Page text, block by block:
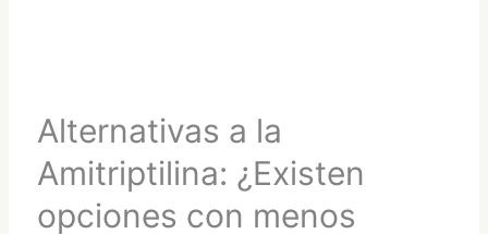
Alternativas a la
Amitriptilina: ¿Existen
opciones con menos